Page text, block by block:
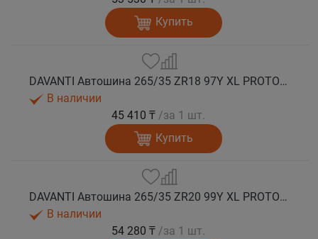
Купить
DAVANTI Автошина 265/35 ZR18 97Y XL PROTOURA SPORT RPR лето
В наличии
45 410 ₸ /за 1 шт.
Купить
DAVANTI Автошина 265/35 ZR20 99Y XL PROTOURA SPORT RPR лето
В наличии
54 280 ₸ /за 1 шт.